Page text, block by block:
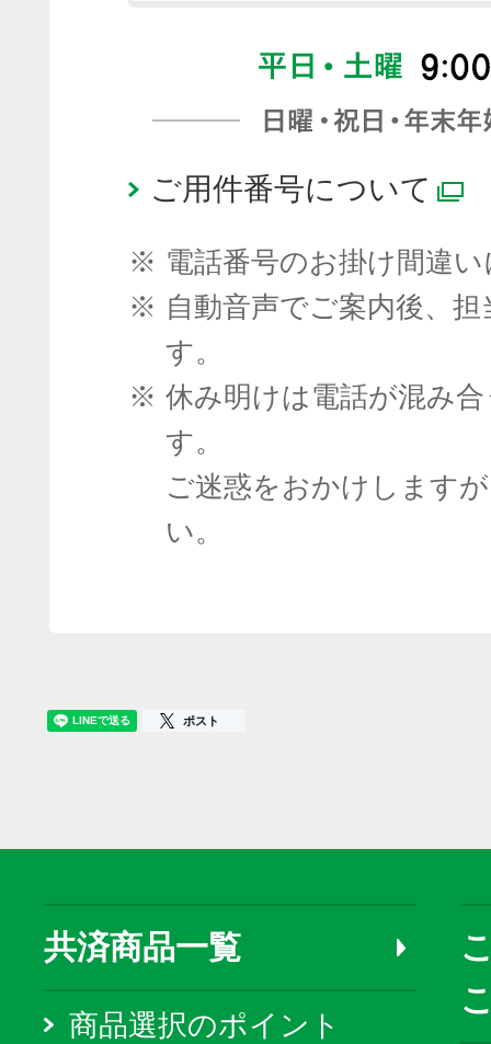
ご用件番号について
※ 電話番号のお掛け間違
※ 自動音声でご案内後、
す。
※ 休み明けは電話が混み
す。
ご迷惑をおかけします
い。
ポスト
共済商品一覧
商品選択のポイント